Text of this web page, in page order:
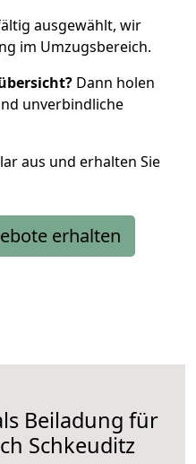
ausgewählt, wir
im Umzugsbereich.
Dann holen
unverbindliche
aus und erhalten Sie
erhalten
Beiladung für
Schkeuditz